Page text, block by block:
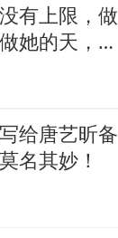
有上限，做
她的天，唐
给唐艺昕备
名其妙！